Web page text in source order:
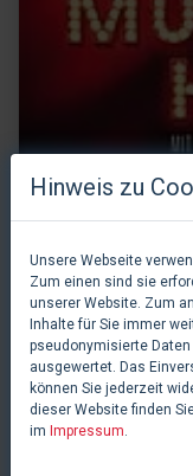
Hinweis zu
Unsere Webseite
Zum einen sind sie
unserer Website. Zum
Inhalte für Sie immer
pseudonymisierte
ausgewertet. Das
können Sie jederzeit
dieser Website finden
im Impressum